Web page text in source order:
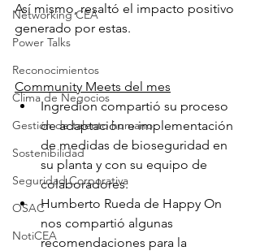
Networking CEA
Power Talks
Reconocimientos
Clima de Negocios
Gestión de talento humano
Sostenibilidad
Seguridad Corporativa
OSAC
NotiCEA
Así mismo, resaltó el impacto positivo
generado por estas.
Community Meets del mes
Ingredion compartió su proceso
de adaptación e implementación
de medidas de bioseguridad en
su planta y con su equipo de
colaboradores.
Humberto Rueda de Happy On
nos compartió algunas
recomendaciones para la